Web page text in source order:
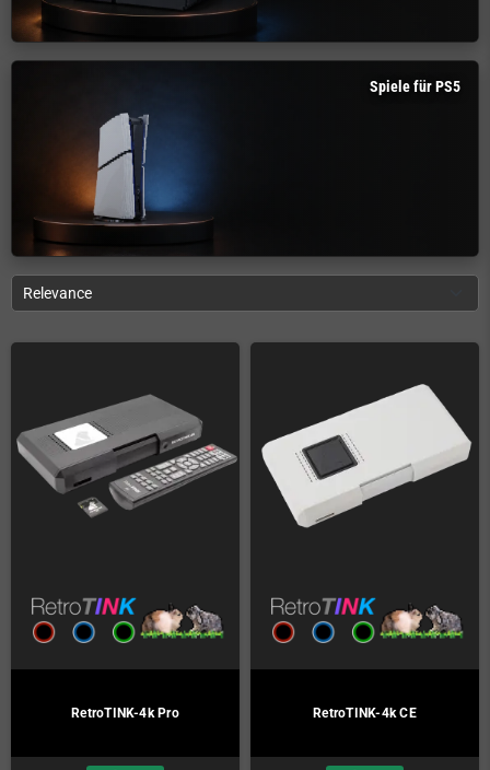
Spiele für PS5
Relevance
RetroTINK-4k Pro RetroTINK-4k CE